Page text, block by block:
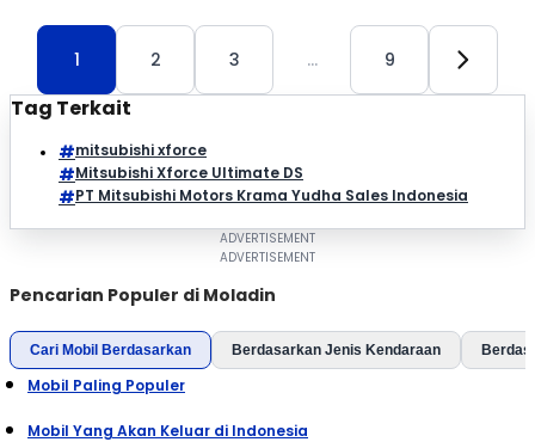
1 2 3 … 9
Tag Terkait
mitsubishi xforce
Mitsubishi Xforce Ultimate DS
PT Mitsubishi Motors Krama Yudha Sales Indonesia
Pencarian Populer di Moladin
Cari Mobil Berdasarkan Berdasarkan Jenis Kendaraan
Mobil Paling Populer
Mobil Yang Akan Keluar di Indonesia